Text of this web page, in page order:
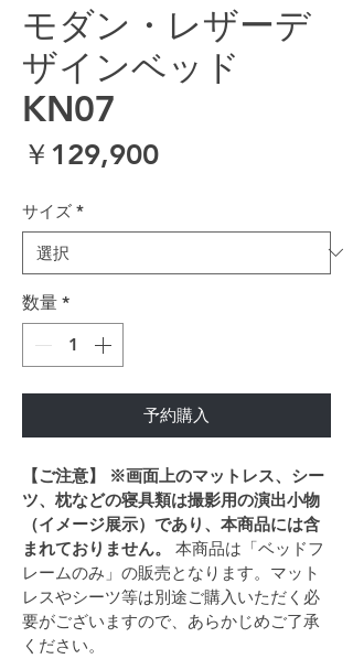
モダン・レザーデ
ザインベッド
KN07
￥129,900価格
サイズ *
数量 *
予約購入
【ご注意】
※画面上のマットレス、シー
ツ、枕などの寝具類は撮影用の演出小物
（イメージ展示）であり、本商品には含
まれておりません。
本商品は「ベッドフ
レームのみ」の販売となります。マット
レスやシーツ等は別途ご購入いただく必
要がございますので、あらかじめご了承
ください。